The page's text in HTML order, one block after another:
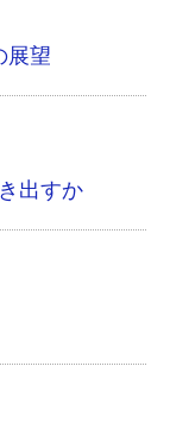
展望
出すか